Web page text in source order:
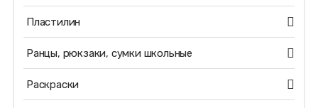
Пластилин
Ранцы, рюкзаки, сумки школьные
Раскраски